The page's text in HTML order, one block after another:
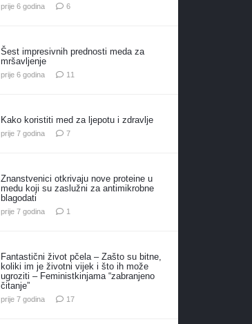
prije 6 godina 6komentara
Šest impresivnih prednosti meda za
mršavljenje
prije 6 godina 11
Kako koristiti med za ljepotu i zdravlje
prije 7 godina 7komentara
Znanstvenici otkrivaju nove proteine u
medu koji su zaslužni za antimikrobne
blagodati
prije 7 godina 1
Fantastični život pčela – Zašto su bitne,
koliki im je životni vijek i što ih može
ugroziti – Feministkinjama “zabranjeno
čitanje”
prije 7 godina 17komentara